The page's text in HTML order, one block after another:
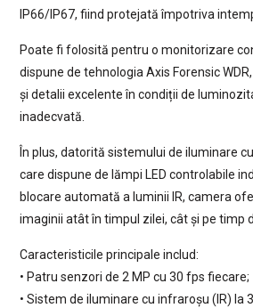
IP66/IP67, fiind protejată împotriva
Poate fi folosită pentru o monitorizare
dispune de tehnologia Axis Forensic
și detalii excelente în condiții de
inadecvată.
În plus, datorită sistemului de iluminare
care dispune de lămpi LED controlabile
blocare automată a luminii IR, camera
imaginii atât în timpul zilei, cât și pe timp
Caracteristicile principale includ:
• Patru senzori de 2 MP cu 30 fps fiecare;
• Sistem de iluminare cu infraroșu (IR) la